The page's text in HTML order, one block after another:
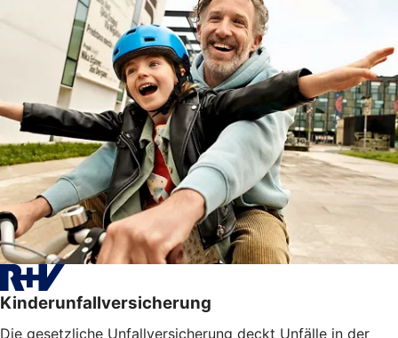
Kinderunfallversicherung
Die gesetzliche Unfallversicherung deckt Unfälle in der